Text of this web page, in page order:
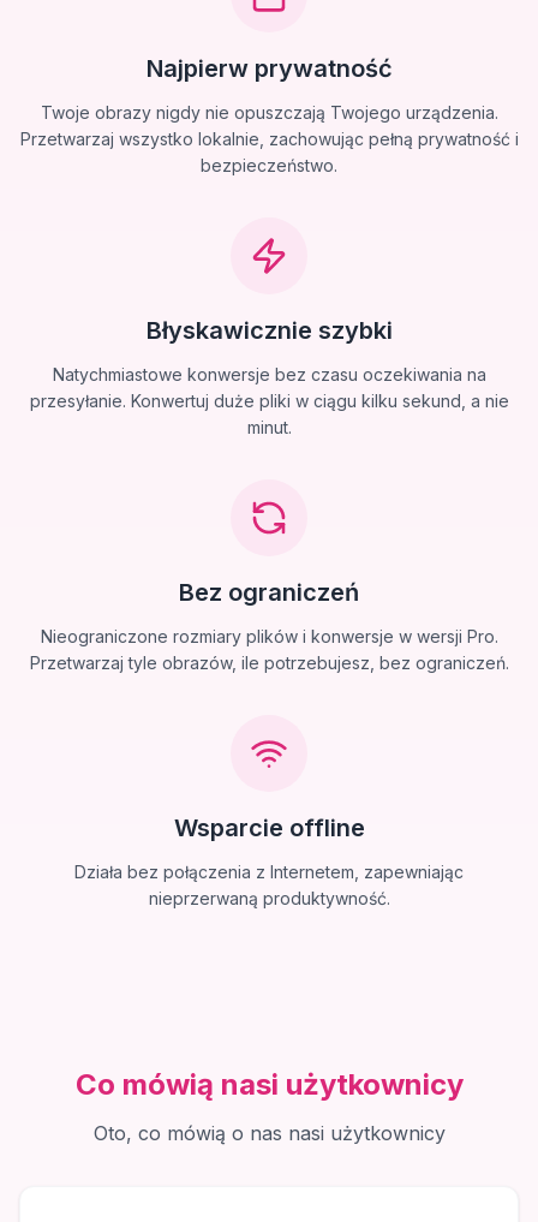
Najpierw prywatność
Twoje obrazy nigdy nie opuszczają Twojego urządzenia.
Przetwarzaj wszystko lokalnie, zachowując pełną prywatność i
bezpieczeństwo.
Błyskawicznie szybki
Natychmiastowe konwersje bez czasu oczekiwania na
przesyłanie. Konwertuj duże pliki w ciągu kilku sekund, a nie
minut.
Bez ograniczeń
Nieograniczone rozmiary plików i konwersje w wersji Pro.
Przetwarzaj tyle obrazów, ile potrzebujesz, bez ograniczeń.
Wsparcie offline
Działa bez połączenia z Internetem, zapewniając
nieprzerwaną produktywność.
Co mówią nasi użytkownicy
Oto, co mówią o nas nasi użytkownicy